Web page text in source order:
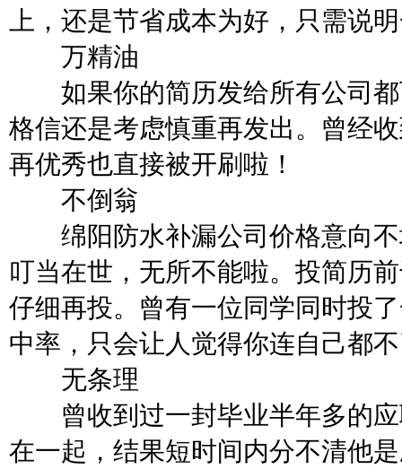
上，还是节省成本为好，只需说
万精油
如果你的简历发给所有公司都
格信还是考虑慎重再发出。曾经
再优秀也直接被开刷啦！
不倒翁
绵阳防水补漏公司价格意向不
叮当在世，无所不能啦。投简历
仔细再投。曾有一位同学同时投
中率，只会让人觉得你连自己都
无条理
曾收到过一封毕业半年多的应
在一起，结果短时间内分不清他